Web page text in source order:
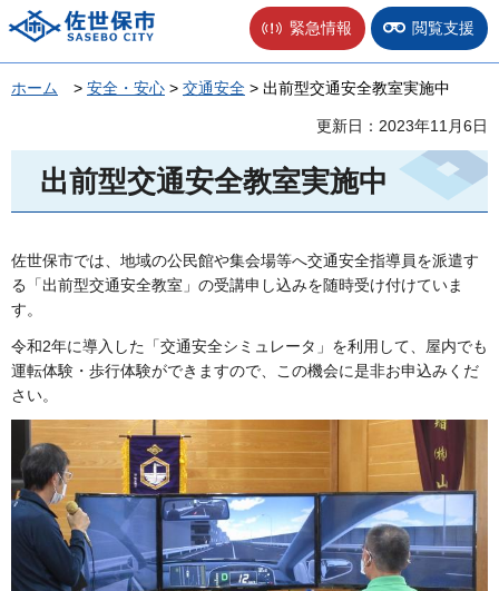
佐世保市 緊急情報 閲覧支援
ホーム > 安全・安心 > 交通安全 > 出前型交通安全教室実施中
更新日：2023年11月6日
出前型交通安全教室実施中
佐世保市では、地域の公民館や集会場等へ交通安全指導員を派遣す
る「出前型交通安全教室」の受講申し込みを随時受け付けていま
す。
令和2年に導入した「交通安全シミュレータ」を利用して、屋内でも
運転体験・歩行体験ができますので、この機会に是非お申込みくだ
さい。